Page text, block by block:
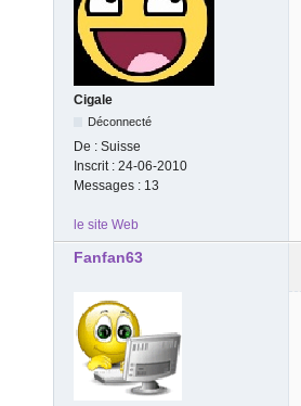
Cigale
Déconnecté
De : Suisse
Inscrit : 24-06-2010
Messages : 13
le site Web
Fanfan63